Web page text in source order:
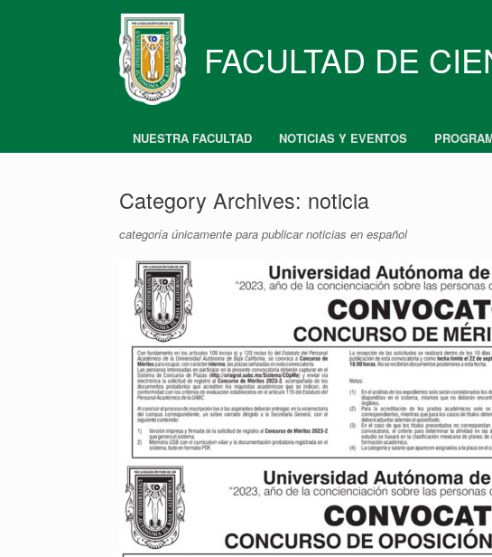
FACULTAD DE
NUESTRA FACULTAD NOTICIAS Y EVENTOS
Category Archives: noticia
categoría únicamente para publicar noticias en español